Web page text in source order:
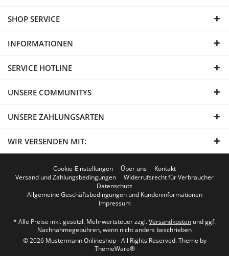
SHOP SERVICE
INFORMATIONEN
SERVICE HOTLINE
UNSERE COMMUNITYS
UNSERE ZAHLUNGSARTEN
WIR VERSENDEN MIT:
Cookie-Einstellungen Über uns
Kontakt
Versand und Zahlungsbedingungen
Widerrufsrecht für Verbraucher
Datenschutz
Allgemeine Geschäftsbedingungen und Kundeninformationen
Impressum
* Alle Preise inkl. gesetzl. Mehrwertsteuer zzgl.Versandkosten und ggf.
Nachnahmegebühren, wenn nicht anders beschrieben
© 2026 Mustermann Onlineshop - All Rights Reserved. Theme by
ThemeWare®